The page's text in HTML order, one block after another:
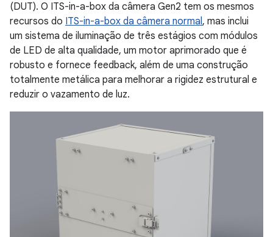
(DUT). O ITS-in-a-box da câmera Gen2 tem os mesmos
recursos do ITS-in-a-box da câmera normal, mas inclui
um sistema de iluminação de três estágios com módulos
de LED de alta qualidade, um motor aprimorado que é
robusto e fornece feedback, além de uma construção
totalmente metálica para melhorar a rigidez estrutural e
reduzir o vazamento de luz.